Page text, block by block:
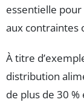
essentielle
aux contraintes
À titre
distribution
de plus de 30